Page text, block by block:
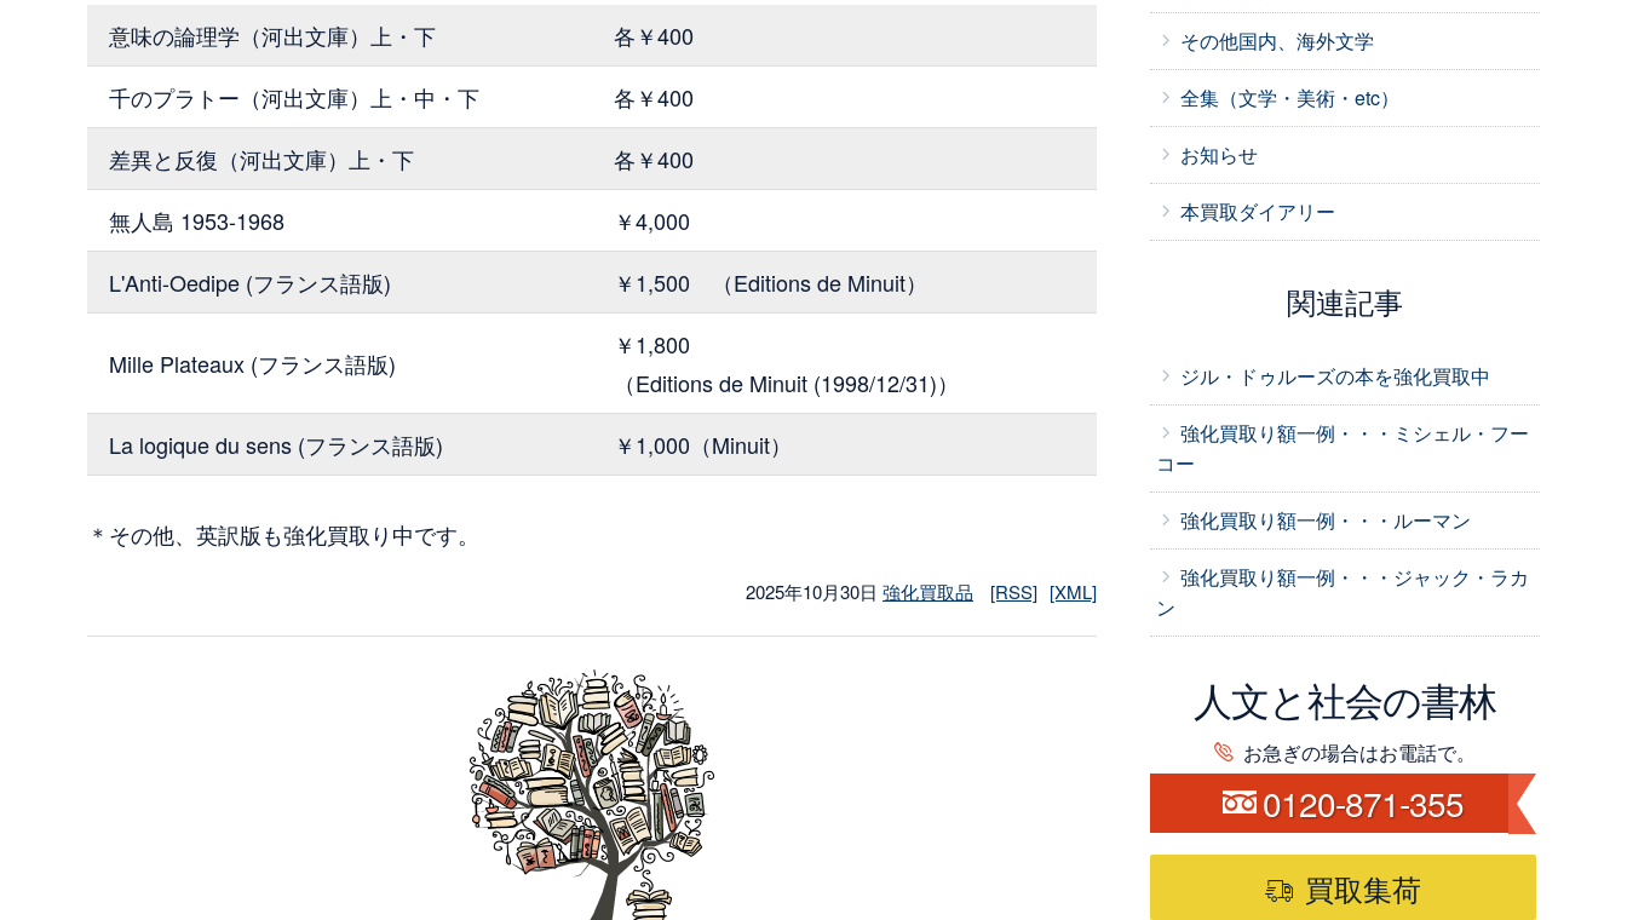
意味の論理学（河出文庫）上・下
各￥400
千のプラトー（河出文庫）上・中・下
各￥400
差異と反復（河出文庫）上・下
各￥400
無人島 1953-1968
￥4,000
L'Anti-Oedipe (フランス語版)
￥1,500 （Editions de Minuit）
Mille Plateaux (フランス語版)
￥1,800
（Editions de Minuit (1998/12/31)）
La logique du sens (フランス語版)
￥1,000（Minuit）
＊その他、英訳版も強化買取り中です。
2025年10月30日 強化買取品 [RSS] [XML]
その他国内、海外文学
全集（文学・美術・etc）
お知らせ
本買取ダイアリー
関連記事
ジル・ドゥルーズの本を強化買取中
強化買取り額一例・・・ミシェル・フー
コー
強化買取り額一例・・・ルーマン
強化買取り額一例・・・ジャック・ラカ
ン
人文と社会の書林
お急ぎの場合はお電話で。
0120-871-355
買取集荷